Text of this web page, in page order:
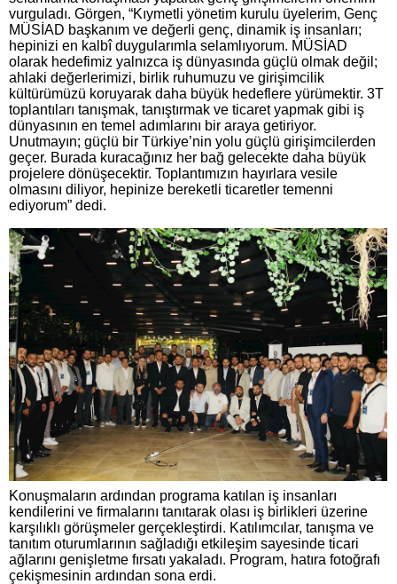
vurguladı. Görgen, “Kıymetli yönetim kurulu üyelerim, Genç
MÜSİAD başkanım ve değerli genç, dinamik iş insanları;
hepinizi en kalbî duygularımla selamlıyorum. MÜSİAD
olarak hedefimiz yalnızca iş dünyasında güçlü olmak değil;
ahlaki değerlerimizi, birlik ruhumuzu ve girişimcilik
kültürümüzü koruyarak daha büyük hedeflere yürümektir. 3T
toplantıları tanışmak, tanıştırmak ve ticaret yapmak gibi iş
dünyasının en temel adımlarını bir araya getiriyor.
Unutmayın; güçlü bir Türkiye’nin yolu güçlü girişimcilerden
geçer. Burada kuracağınız her bağ gelecekte daha büyük
projelere dönüşecektir. Toplantımızın hayırlara vesile
olmasını diliyor, hepinize bereketli ticaretler temenni
ediyorum” dedi.
Konuşmaların ardından programa katılan iş insanları
kendilerini ve firmalarını tanıtarak olası iş birlikleri üzerine
karşılıklı görüşmeler gerçekleştirdi. Katılımcılar, tanışma ve
tanıtım oturumlarının sağladığı etkileşim sayesinde ticari
ağlarını genişletme fırsatı yakaladı. Program, hatıra fotoğrafı
çekişmesinin ardından sona erdi.